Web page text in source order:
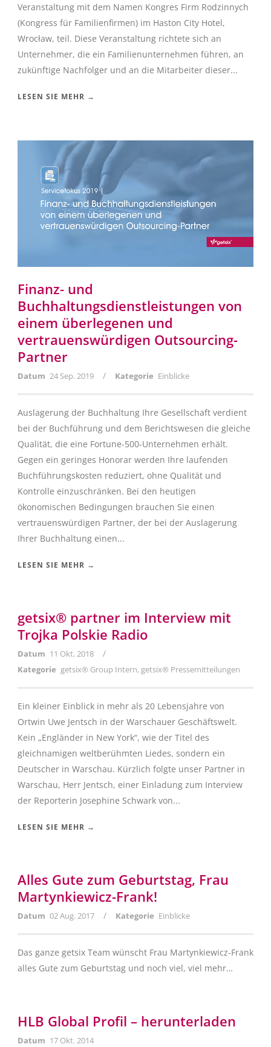
Veranstaltung mit dem Namen Kongres Firm Rodzinnych
(Kongress für Familienfirmen) im Haston City Hotel,
Wrocław, teil. Diese Veranstaltung richtete sich an
Unternehmer, die ein Familienunternehmen führen, an
zukünftige Nachfolger und an die Mitarbeiter dieser...
LESEN SIE MEHR →
Finanz- und
Buchhaltungsdienstleistungen von
einem überlegenen und
vertrauenswürdigen Outsourcing-
Partner
Datum 24 Sep. 2019 / Kategorie Einblicke
Auslagerung der Buchhaltung Ihre Gesellschaft verdient
bei der Buchführung und dem Berichtswesen die gleiche
Qualität, die eine Fortune-500-Unternehmen erhält.
Gegen ein geringes Honorar werden Ihre laufenden
Buchführungskosten reduziert, ohne Qualität und
Kontrolle einzuschränken. Bei den heutigen
ökonomischen Bedingungen brauchen Sie einen
vertrauenswürdigen Partner, der bei der Auslagerung
Ihrer Buchhaltung einen...
LESEN SIE MEHR →
getsix® partner im Interview mit
Trojka Polskie Radio
Datum 11 Okt. 2018 /
Kategorie getsix® Group Intern, getsix® Pressemitteilungen
Ein kleiner Einblick in mehr als 20 Lebensjahre von
Ortwin Uwe Jentsch in der Warschauer Geschäftswelt.
Kein „Engländer in New York“, wie der Titel des
gleichnamigen weltberühmten Liedes, sondern ein
Deutscher in Warschau. Kürzlich folgte unser Partner in
Warschau, Herr Jentsch, einer Einladung zum Interview
der Reporterin Josephine Schwark von...
LESEN SIE MEHR →
Alles Gute zum Geburtstag, Frau
Martynkiewicz-Frank!
Datum 02 Aug. 2017 / Kategorie Einblicke
Das ganze getsix Team wünscht Frau Martynkiewicz-Frank
alles Gute zum Geburtstag und noch viel, viel mehr…
HLB Global Profil – herunterladen
Datum 17 Okt. 2014